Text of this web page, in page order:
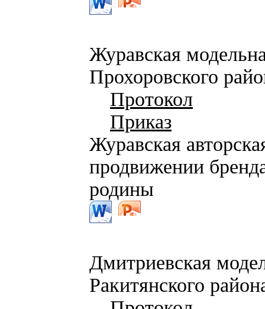
Журавская
Прохоровского
Протокол
Приказ
Журавская
продвижении
родины
Дмитриевская
Ракитянского